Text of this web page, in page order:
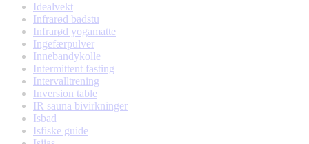
Idealvekt
Infrarød badstu
Infrarød yogamatte
Ingefærpulver
Innebandykolle
Intermittent fasting
Intervalltrening
Inversion table
IR sauna bivirkninger
Isbad
Isfiske guide